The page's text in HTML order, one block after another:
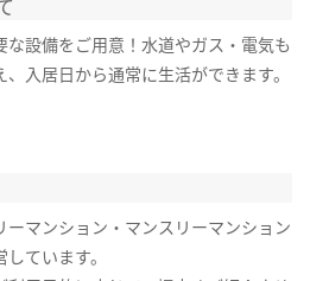
な設備をご用意！水道やガス・電気も
、入居日から通常に生活ができます。
ーマンション・マンスリーマンション
ています。